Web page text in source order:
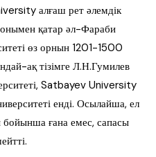
алғаш рет әлемдік
қатар әл-Фараби
өз орнын 1201-1500
ақ тізімге Л.Н.Гумилев
Satbayev University
енді. Осылайша, ел
ғана емес, сапасы